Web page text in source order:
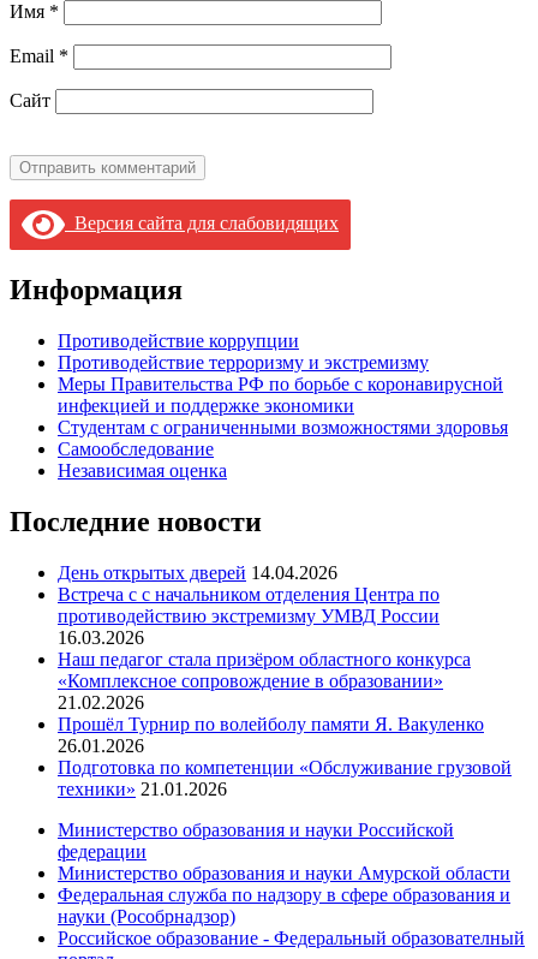
Имя *
Email *
Сайт
Версия сайта для слабовидящих
Информация
Противодействие коррупции
Противодействие терроризму и экстремизму
Меры Правительства РФ по борьбе с коронавирусной
инфекцией и поддержке экономики
Студентам с ограниченными возможностями здоровья
Самообследование
Независимая оценка
Последние новости
День открытых дверей 14.04.2026
Встреча с с начальником отделения Центра по
противодействию экстремизму УМВД России
16.03.2026
Наш педагог стала призёром областного конкурса
«Комплексное сопровождение в образовании»
21.02.2026
Прошёл Турнир по волейболу памяти Я. Вакуленко
26.01.2026
Подготовка по компетенции «Обслуживание грузовой
техники» 21.01.2026
Министерство образования и науки Российской
федерации
Министерство образования и науки Амурской области
Федеральная служба по надзору в сфере образования и
науки (Рособрнадзор)
Российское образование - Федеральный образователный